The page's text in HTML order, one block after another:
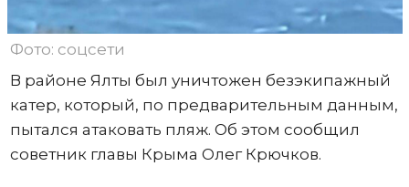
Фото: соцсети
В районе Ялты был уничтожен безэкипажный
катер, который, по предварительным данным,
пытался атаковать пляж. Об этом сообщил
советник главы Крыма Олег Крючков.